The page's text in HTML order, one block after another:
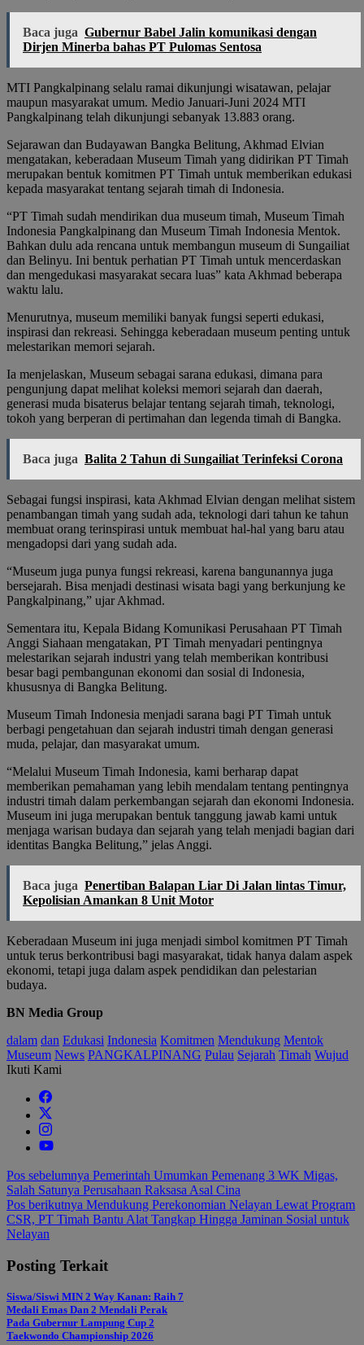
Baca juga Gubernur Babel Jalin komunikasi dengan
Dirjen Minerba bahas PT Pulomas Sentosa
MTI Pangkalpinang selalu ramai dikunjungi wisatawan, pelajar
maupun masyarakat umum. Medio Januari-Juni 2024 MTI
Pangkalpinang telah dikunjungi sebanyak 13.883 orang.
Sejarawan dan Budayawan Bangka Belitung, Akhmad Elvian
mengatakan, keberadaan Museum Timah yang didirikan PT Timah
merupakan bentuk komitmen PT Timah untuk memberikan edukasi
kepada masyarakat tentang sejarah timah di Indonesia.
“PT Timah sudah mendirikan dua museum timah, Museum Timah
Indonesia Pangkalpinang dan Museum Timah Indonesia Mentok.
Bahkan dulu ada rencana untuk membangun museum di Sungailiat
dan Belinyu. Ini bentuk perhatian PT Timah untuk mencerdaskan
dan mengedukasi masyarakat secara luas” kata Akhmad beberapa
waktu lalu.
Menurutnya, museum memiliki banyak fungsi seperti edukasi,
inspirasi dan rekreasi. Sehingga keberadaan museum penting untuk
melestarikan memori sejarah.
Ia menjelaskan, Museum sebagai sarana edukasi, dimana para
pengunjung dapat melihat koleksi memori sejarah dan daerah,
generasi muda bisaterus belajar tentang sejarah timah, teknologi,
tokoh yang berperan di pertimahan dan legenda timah di Bangka.
Baca juga Balita 2 Tahun di Sungailiat Terinfeksi Corona
Sebagai fungsi inspirasi, kata Akhmad Elvian dengan melihat sistem
penambangan timah yang sudah ada, teknologi dari tahun ke tahun
membuat orang terinspirasi untuk membuat hal-hal yang baru atau
mengadopsi dari yang sudah ada.
“Museum juga punya fungsi rekreasi, karena bangunannya juga
bersejarah. Bisa menjadi destinasi wisata bagi yang berkunjung ke
Pangkalpinang,” ujar Akhmad.
Sementara itu, Kepala Bidang Komunikasi Perusahaan PT Timah
Anggi Siahaan mengatakan, PT Timah menyadari pentingnya
melestarikan sejarah industri yang telah memberikan kontribusi
besar bagi pembangunan ekonomi dan sosial di Indonesia,
khususnya di Bangka Belitung.
Museum Timah Indonesia menjadi sarana bagi PT Timah untuk
berbagi pengetahuan dan sejarah industri timah dengan generasi
muda, pelajar, dan masyarakat umum.
“Melalui Museum Timah Indonesia, kami berharap dapat
memberikan pemahaman yang lebih mendalam tentang pentingnya
industri timah dalam perkembangan sejarah dan ekonomi Indonesia.
Museum ini juga merupakan bentuk tanggung jawab kami untuk
menjaga warisan budaya dan sejarah yang telah menjadi bagian dari
identitas Bangka Belitung,” jelas Anggi.
Baca juga Penertiban Balapan Liar Di Jalan lintas Timur,
Kepolisian Amankan 8 Unit Motor
Keberadaan Museum ini juga menjadi simbol komitmen PT Timah
untuk terus berkontribusi bagi masyarakat, tidak hanya dalam aspek
ekonomi, tetapi juga dalam aspek pendidikan dan pelestarian
budaya.
BN Media Group
dalam dan Edukasi Indonesia Komitmen Mendukung Mentok
Museum News PANGKALPINANG Pulau Sejarah Timah Wujud
Ikuti Kami
Navigasi
pos
Pos sebelumnya Pemerintah Umumkan Pemenang 3 WK Migas,
Salah Satunya Perusahaan Raksasa Asal Cina
Pos berikutnya Mendukung Perekonomian Nelayan Lewat Program
CSR, PT Timah Bantu Alat Tangkap Hingga Jaminan Sosial untuk
Nelayan
Posting Terkait
Siswa/Siswi MIN 2 Way Kanan: Raih 7
Medali Emas Dan 2 Mendali Perak
Pada Gubernur Lampung Cup 2
Taekwondo Championship 2026